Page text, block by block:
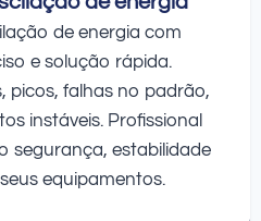
de energia com
e solução rápida.
picos, falhas no padrão,
instáveis. Profissional
segurança, estabilidade
equipamentos.